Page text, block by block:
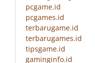
pcgame.id
pcgames.id
terbarugame.id
terbarugames.id
tipsgame.id
gaminginfo.id